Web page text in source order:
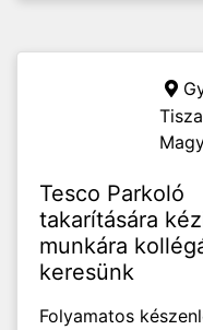
Tesco Parkoló
takarítására
munkára
keresünk
Folyamatos